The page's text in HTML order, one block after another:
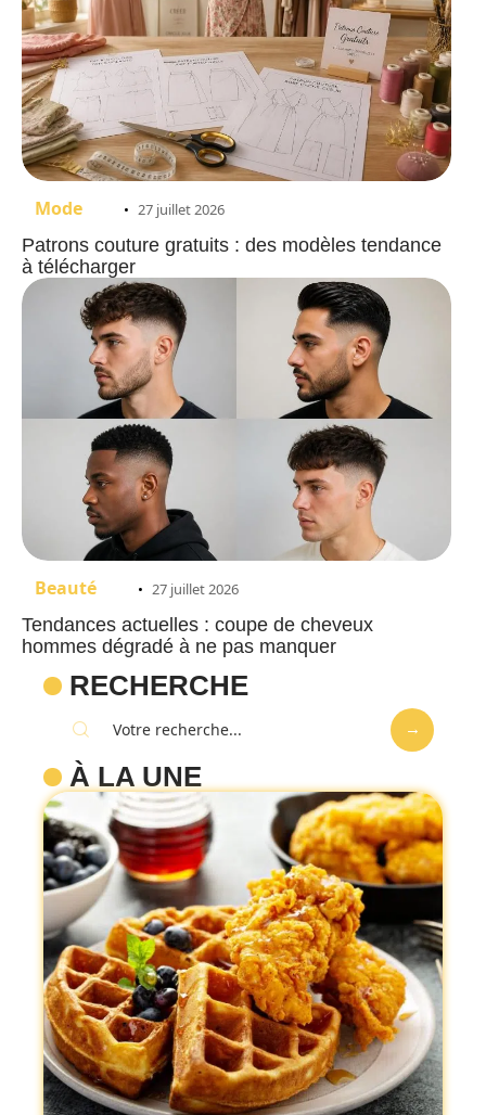
Mode 27 juillet 2026
Patrons couture gratuits : des modèles tendance
à télécharger
Beauté 27 juillet 2026
Tendances actuelles : coupe de cheveux
hommes dégradé à ne pas manquer
RECHERCHE
À LA UNE